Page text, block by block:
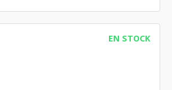
EN STOCK